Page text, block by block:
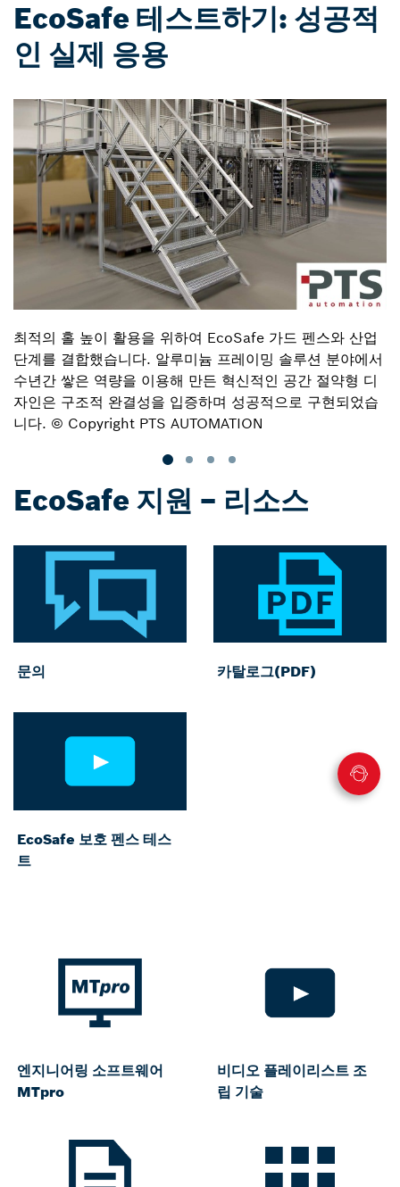
EcoSafe 테스트하기: 성공적
인 실제 응용
최적의 홀 높이 활용을 위하여 EcoSafe 가드 펜스와 산업
단계를 결합했습니다. 알루미늄 프레이밍 솔루션 분야에서
수년간 쌓은 역량을 이용해 만든 혁신적인 공간 절약형 디
자인은 구조적 완결성을 입증하며 성공적으로 구현되었습
니다. © Copyright PTS AUTOMATION
EcoSafe 지원 – 리소스
문의 카탈로그(PDF)
EcoSafe 보호 펜스 테스
트
엔지니어링 소프트웨어
MTpro
비디오 플레이리스트 조
립 기술